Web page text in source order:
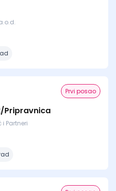
Prvi posao
Pripravnica
Partneri